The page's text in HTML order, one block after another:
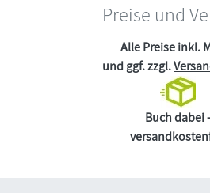
Preise und
Alle Preise inkl.
und ggf. zzgl.
Buch dabei -